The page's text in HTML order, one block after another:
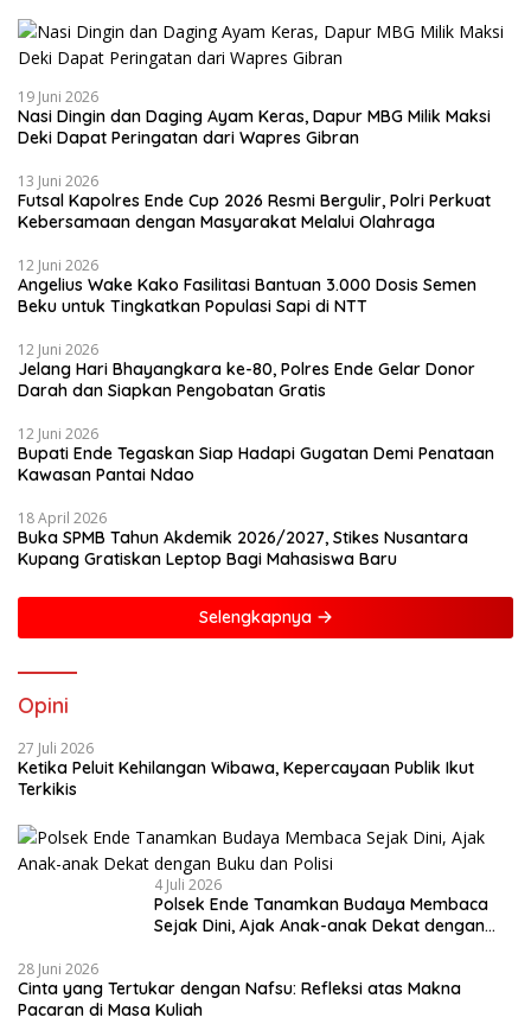
19 Juni 2026
Nasi Dingin dan Daging Ayam Keras, Dapur MBG Milik Maksi
Deki Dapat Peringatan dari Wapres Gibran
13 Juni 2026
Futsal Kapolres Ende Cup 2026 Resmi Bergulir, Polri Perkuat
Kebersamaan dengan Masyarakat Melalui Olahraga
12 Juni 2026
Angelius Wake Kako Fasilitasi Bantuan 3.000 Dosis Semen
Beku untuk Tingkatkan Populasi Sapi di NTT
12 Juni 2026
Jelang Hari Bhayangkara ke-80, Polres Ende Gelar Donor
Darah dan Siapkan Pengobatan Gratis
12 Juni 2026
Bupati Ende Tegaskan Siap Hadapi Gugatan Demi Penataan
Kawasan Pantai Ndao
18 April 2026
Buka SPMB Tahun Akdemik 2026/2027, Stikes Nusantara
Kupang Gratiskan Leptop Bagi Mahasiswa Baru
Selengkapnya
Opini
27 Juli 2026
Ketika Peluit Kehilangan Wibawa, Kepercayaan Publik Ikut
Terkikis
4 Juli 2026
Polsek Ende Tanamkan Budaya Membaca
Sejak Dini, Ajak Anak-anak Dekat dengan
28 Juni 2026
Cinta yang Tertukar dengan Nafsu: Refleksi atas Makna
Pacaran di Masa Kuliah